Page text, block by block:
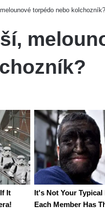
torpédo nebo kolchozník?